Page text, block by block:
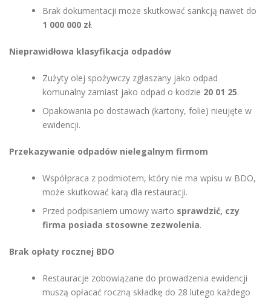
Brak dokumentacji może skutkować sankcją nawet do
1 000 000 zł.
Nieprawidłowa klasyfikacja odpadów
Zużyty olej spożywczy zgłaszany jako odpad
komunalny zamiast jako odpad o kodzie 20 01 25.
Opakowania po dostawach (kartony, folie) nieujęte w
ewidencji.
Przekazywanie odpadów nielegalnym firmom
Współpraca z podmiotem, który nie ma wpisu w BDO,
może skutkować karą dla restauracji.
Przed podpisaniem umowy warto sprawdzić, czy
firma posiada stosowne zezwolenia.
Brak opłaty rocznej BDO
Restauracje zobowiązane do prowadzenia ewidencji
muszą opłacać roczną składkę do 28 lutego każdego